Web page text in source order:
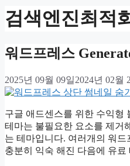
검색엔진최적
워드프레스
2025년 09월 09일2024년 02월
구글 애드센스를 위한 수익형
테마는 불필요한 요소를 제거
는 테마입니다. 여러개의 워
충분히 익숙 해진 다음에 유